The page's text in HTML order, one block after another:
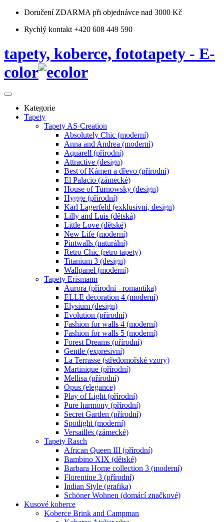
Doručení ZDARMA při objednávce nad 3000 Kč
Rychlý kontakt +420 608 449 590
tapety, koberce, fototapety - E-
color
Kategorie
Tapety
Tapety AS-Creation
Absolutely Chic (moderní)
Anna and Andrea (moderní)
Aquarell (přírodní)
Attractive (design)
Best of Kámen a dřevo (přírodní)
El Palacio (zámecké)
House of Turnowsky (design)
Hygge (přírodní)
Karl Lagerfeld (exklusivní, design)
Lilly and Luis (dětská)
Little Love (dětské)
New Life (moderní)
Pintwalls (naturální)
Retro Chic (retro tapety)
Titanium 3 (design)
Wallpanel (moderní)
Tapety Erismann
Aurora (přírodní - romantika)
ELLE decoration 4 (moderní)
Elysium (design)
Evolution (přírodní)
Fashion for walls 4 (moderní)
Fashion for walls 5 (moderní)
Forest Dreams (přírodní)
Gentle (expresivní)
La Terrasse (středomořské vzory)
Martinique (přírodní)
Mellisa (přírodní)
Opus (elegance)
Play of Light (přírodní)
Pure harmony (přírodní)
Secret Garden (přírodní)
Spotlight (moderní)
Versailles (zámecké)
Tapety Rasch
African Queen III (přírodní)
Bambino XIX (dětské)
Barbara Home collection 3 (moderní)
Florentine 3 (přírodní)
Indian Style (grafika)
Schöner Wohnen (domácí značkové)
Kusové koberce
Koberce Brink and Campman